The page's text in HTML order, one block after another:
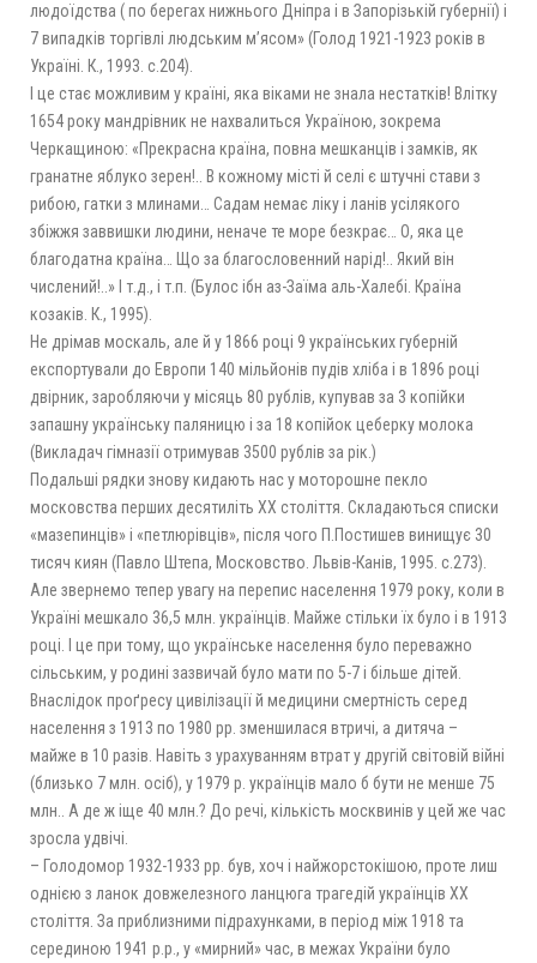
людоїдства ( по берегах нижнього Дніпра і в Запорізькій губернії) і
7 випадків торгівлі людським м’ясом» (Голод 1921-1923 років в
Україні. К., 1993. с.204).
І це стає можливим у країні, яка віками не знала нестатків! Влітку
1654 року мандрівник не нахвалиться Україною, зокрема
Черкащиною: «Прекрасна країна, повна мешканців і замків, як
гранатне яблуко зерен!.. В кожному місті й селі є штучні стави з
рибою, гатки з млинами… Садам немає ліку і ланів усілякого
збіжжя заввишки людини, неначе те море безкрає… О, яка це
благодатна країна… Що за благословенний нарід!.. Який він
числений!..» І т.д., і т.п. (Булос ібн аз-Заїма аль-Халебі. Країна
козаків. К., 1995).
Не дрімав москаль, але й у 1866 році 9 українських губерній
експортували до Европи 140 мільйонів пудів хліба і в 1896 році
двірник, заробляючи у місяць 80 рублів, купував за 3 копійки
запашну українську паляницю і за 18 копійок цеберку молока
(Викладач гімназії отримував 3500 рублів за рік.)
Подальші рядки знову кидають нас у моторошне пекло
московства перших десятиліть ХХ століття. Складаються списки
«мазепинців» і «петлюрівців», після чого П.Постишев винищує 30
тисяч киян (Павло Штепа, Московство. Львів-Канів, 1995. с.273).
Але звернемо тепер увагу на перепис населення 1979 року, коли в
Україні мешкало 36,5 млн. українців. Майже стільки їх було і в 1913
році. І це при тому, що українське населення було переважно
сільським, у родині зазвичай було мати по 5-7 і більше дітей.
Внаслідок проґресу цивілізації й медицини смертність серед
населення з 1913 по 1980 рр. зменшилася втричі, а дитяча –
майже в 10 разів. Навіть з урахуванням втрат у другій світовій війні
(близько 7 млн. осіб), у 1979 р. українців мало б бути не менше 75
млн.. А де ж іще 40 млн.? До речі, кількість москвинів у цей же час
зросла удвічі.
– Голодомор 1932-1933 рр. був, хоч і найжорстокішою, проте лиш
однією з ланок довжелезного ланцюга трагедій українцiв ХХ
століття. За приблизними підрахунками, в період між 1918 та
серединою 1941 р.р., у «мирний» час, в межах України було